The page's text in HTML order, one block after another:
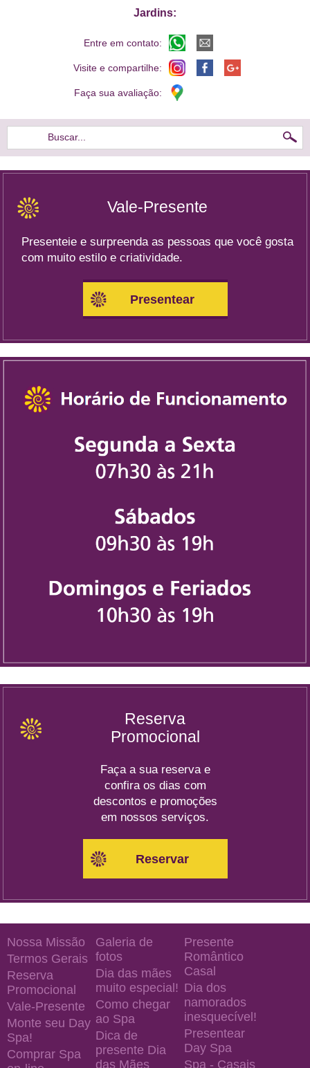
Jardins:
Entre em contato:
Visite e compartilhe:
Faça sua avaliação:
Buscar...
Vale-Presente
Presenteie e surpreenda as pessoas que você gosta
com muito estilo e criatividade.
Presentear
Reserva
Promocional
Faça a sua reserva e
confira os dias com
descontos e promoções
em nossos serviços.
Reservar
Nossa Missão
Termos Gerais
Reserva
Promocional
Vale-Presente
Monte seu Day
Spa!
Comprar Spa
Galeria de
fotos
Dia das mães
muito especial!
Como chegar
ao Spa
Dica de
presente Dia
das Mães
Presente
Romântico
Casal
Dia dos
namorados
inesquecível!
Presentear
Day Spa
Spa - Casais